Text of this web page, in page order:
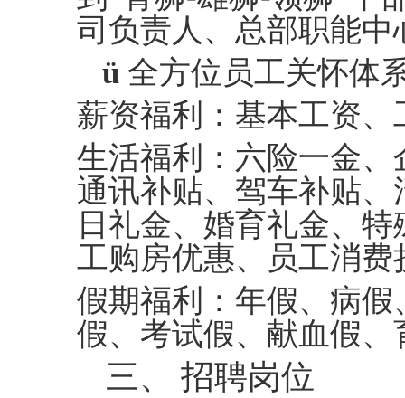
司负责人、总部职能中
ü 全方位员工关怀体
薪资福利： 基本工资、
生活福利： 六险一金、
通讯补贴、驾车补贴、
日 礼金、婚育礼金、特
工购房优惠、员工消
假期福利： 年假、病假
假、考试假、献血假、
三、 招聘岗位